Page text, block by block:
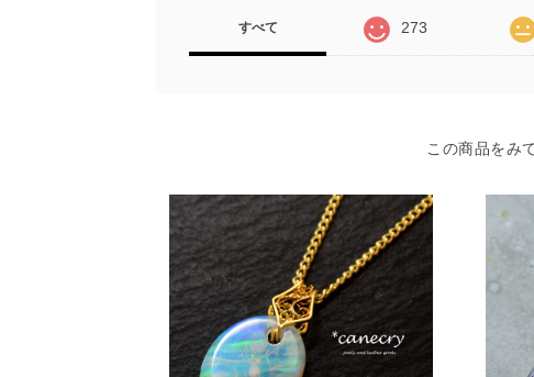
すべて 273
この商品をみ